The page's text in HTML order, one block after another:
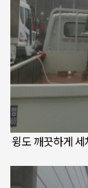
윙도 깨끗하게